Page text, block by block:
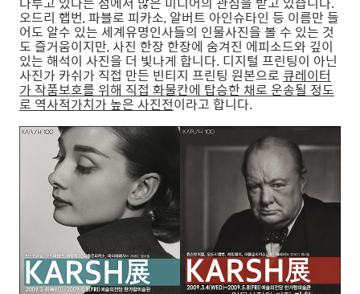
오드리 햅번, 파블로 피카소, 알버트 아인슈타인 등 이름만 들
어도 알수 있는 세계유명인사들의 인물사진을 볼 수 있는 것
도 즐거움이지만, 사진 한장 한장에 숨겨진 에피소드와 깊이
있는 해석이 사진을 더 빛나게 합니다. 디지털 프린팅이 아닌
사진가 카쉬가 직접 만든 빈티지 프린팅 원본으로 큐레이터
가 작품보호를 위해 직접 화물칸에 탑승한 채로 운송될 정도
로 역사적가치가 높은 사진전이라고 합니다.